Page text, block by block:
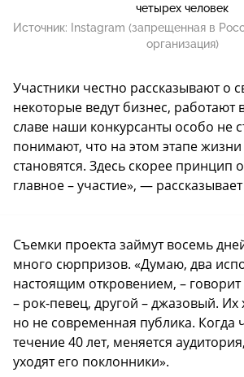
четырех человек
Источник:
Instagram (запрещенная в
организация)
Участники честно рассказывают о
некоторые ведут бизнес, работают
славе наши конкурсанты особо не
понимают, что на этом этапе
становятся. Здесь скорее принцип
главное – участие», —
Съемки проекта займут восемь
много сюрпризов. «Думаю, два
настоящим откровением, –
– рок-певец, другой – джазовый.
но не современная публика. Когда
течение 40 лет, меняется
уходят его поклонники».